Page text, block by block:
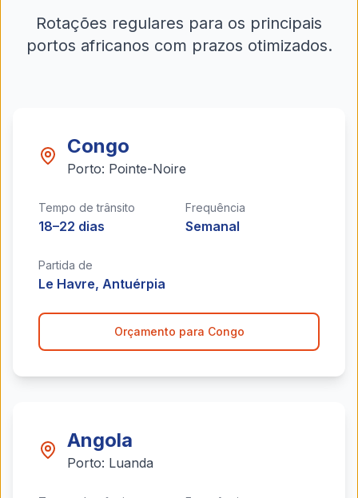
Rotações regulares para os principais
portos africanos com prazos otimizados.
Congo
Porto: Pointe-Noire
Tempo de trânsito
18–22 dias
Frequência
Semanal
Partida de
Le Havre, Antuérpia
Orçamento para Congo
Angola
Porto: Luanda